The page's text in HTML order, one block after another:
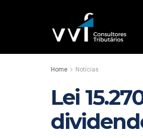
Home Notícias
Lei